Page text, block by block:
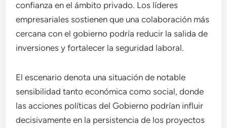
confianza en el ámbito privado. Los líderes
empresariales sostienen que una colaboración más
cercana con el gobierno podría reducir la salida de
inversiones y fortalecer la seguridad laboral.
El escenario denota una situación de notable
sensibilidad tanto económica como social, donde
las acciones políticas del Gobierno podrían influir
decisivamente en la persistencia de los proyectos